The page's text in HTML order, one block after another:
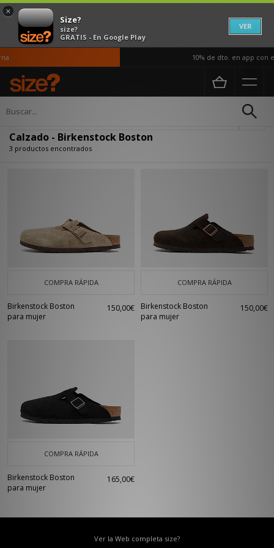
×
Size?
size?
GRATIS - En Google Play
VER
10% de dto. en app con el
Página principal
Calzado - Birkenstock Boston
3 productos encontrados
COMPRA RÁPIDA
Birkenstock Boston
para mujer
150,00€
COMPRA RÁPIDA
Birkenstock Boston
para mujer
150,00€
COMPRA RÁPIDA
Birkenstock Boston
para mujer
165,00€
Ver la Web completa size?